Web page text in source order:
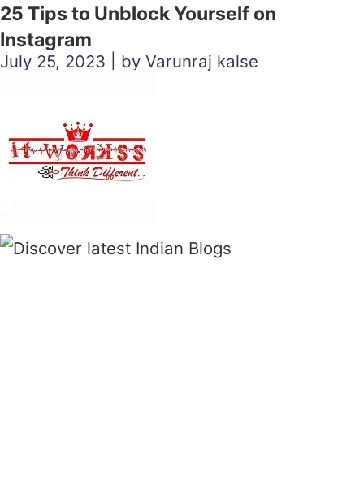
25 Tips to Unblock Yourself on
Instagram
July 25, 2023 | by Varunraj kalse